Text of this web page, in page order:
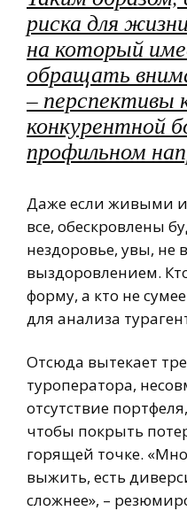
риска для
на который
обращать
– перспективы
конкурентной
профильном
Даже если живыми
все, обескровлены
нездоровье, увы, не
выздоровлением.
форму, а кто не
для анализа
Отсюда вытекает
туроператора,
отсутствие
чтобы покрыть
горящей точке.
выжить, есть
сложнее», –